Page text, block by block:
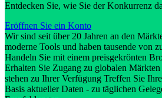
Entdecken Sie, wie Sie der Konkurrenz
Eröffnen Sie ein Konto
Wir sind seit über 20 Jahren an den
moderne Tools und haben tausende von
Handeln Sie mit einem preisgekrönten
Erhalten Sie Zugang zu globalen Märkten
stehen zu Ihrer Verfügung Treffen Sie
Basis aktueller Daten - zu täglichen